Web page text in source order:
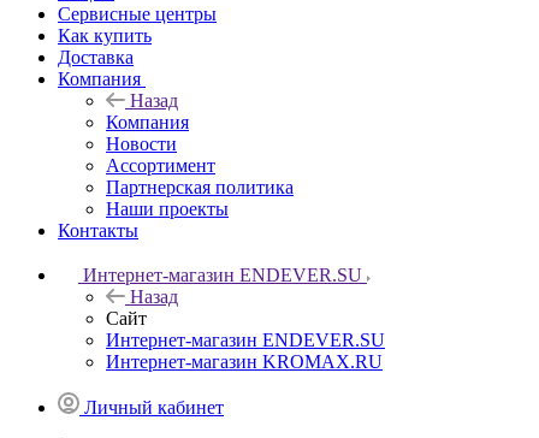
Сервисные центры
Как купить
Доставка
Компания
Назад
Компания
Новости
Ассортимент
Партнерская политика
Наши проекты
Контакты
Интернет-магазин ENDEVER.SU
Назад
Сайт
Интернет-магазин ENDEVER.SU
Интернет-магазин KROMAX.RU
Личный кабинет